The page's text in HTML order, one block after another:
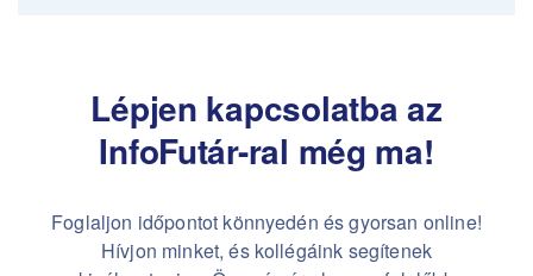
Lépjen kapcsolatba az
InfoFutár-ral még ma!
Foglaljon időpontot könnyedén és gyorsan online!
Hívjon minket, és kollégáink segítenek